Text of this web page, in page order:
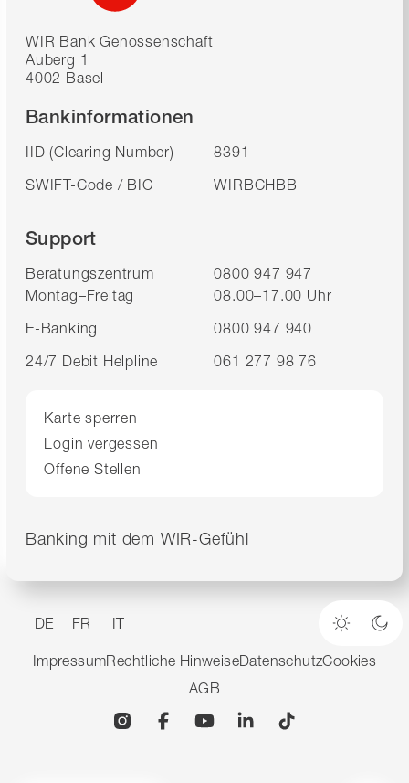
WIR Bank Genossenschaft
Auberg 1
4002 Basel
Bankinformationen
IID (Clearing Number)
8391
SWIFT-Code / BIC
WIRBCHBB
Support
Beratungszentrum
0800 947 947
Montag–Freitag
08.00–17.00 Uhr
E-Banking
0800 947 940
24/7 Debit Helpline
061 277 98 76
Karte sperren
Login vergessen
Offene Stellen
Banking mit dem WIR-Gefühl
DE FR IT
Heller
ImpressumRechtliche HinweiseDatenschutzCookies
AGB
InstagramFacebookYouTubeLinkedin